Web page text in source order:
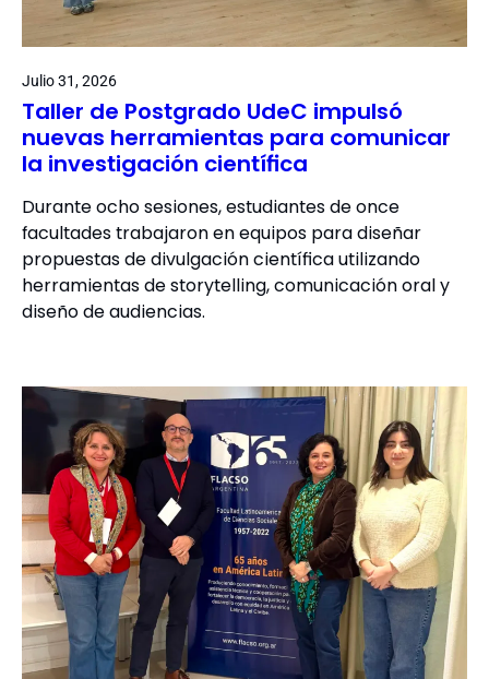
Julio 31, 2026
Taller de Postgrado UdeC impulsó
nuevas herramientas para comunicar
la investigación científica
Durante ocho sesiones, estudiantes de once
facultades trabajaron en equipos para diseñar
propuestas de divulgación científica utilizando
herramientas de storytelling, comunicación oral y
diseño de audiencias.